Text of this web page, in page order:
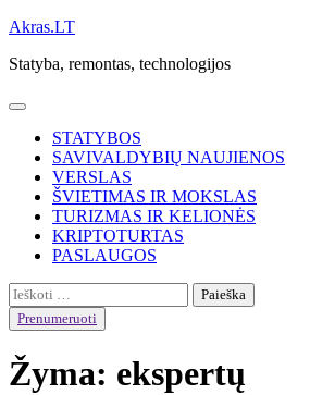
Skip
content
Akras.LT
Statyba, remontas, technologijos
STATYBOS
SAVIVALDYBIŲ NAUJIENOS
VERSLAS
ŠVIETIMAS IR MOKSLAS
TURIZMAS IR KELIONĖS
KRIPTOTURTAS
PASLAUGOS
Ieškoti:
Prenumeruoti
Žyma: ekspertų